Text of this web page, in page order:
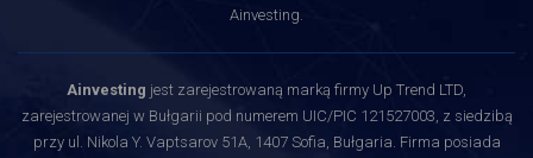
Ainvesting.
Ainvesting jest zarejestrowaną marką firmy Up Trend LTD,
zarejestrowanej w Bułgarii pod numerem UIC/PIC 121527003, z siedzibą
przy ul. Nikola Y. Vaptsarov 51A, 1407 Sofia, Bułgaria. Firma posiada